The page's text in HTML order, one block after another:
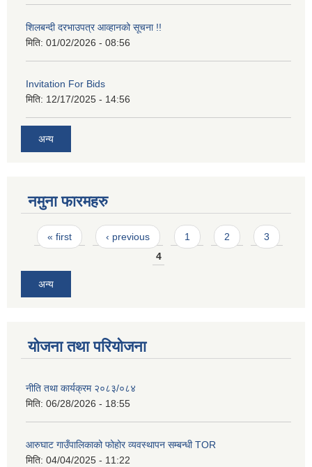
शिलबन्दी दरभाउपत्र आव्हानको सूचना !!
मिति: 01/02/2026 - 08:56
Invitation For Bids
मिति: 12/17/2025 - 14:56
अन्य
नमुना फारमहरु
Pages
« first ‹ previous 1 2
3
4
अन्य
योजना तथा परियोजना
नीति तथा कार्यक्रम २०८३/०८४
मिति: 06/28/2026 - 18:55
आरुघाट गाउँपालिकाको फोहोर व्यवस्थापन सम्बन्धी TOR
मिति: 04/04/2025 - 11:22